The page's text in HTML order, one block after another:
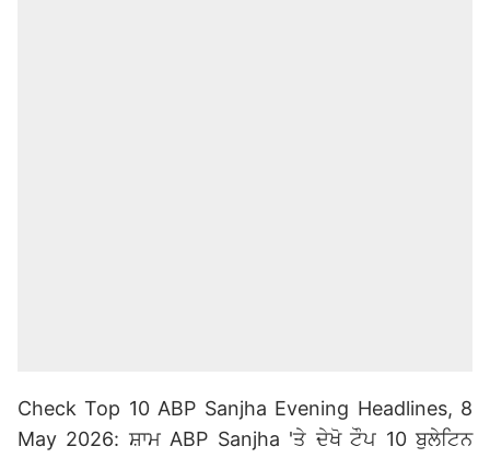
Check Top 10 ABP Sanjha Evening Headlines, 8
May 2026: ਸ਼ਾਮ ABP Sanjha 'ਤੇ ਦੇਖੋ ਟੌਪ 10 ਬੁਲੇਟਿਨ